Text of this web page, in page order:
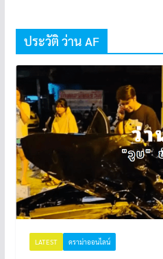
ประวัติ ว่าน AF
LATEST ดราม่าออนไลน์